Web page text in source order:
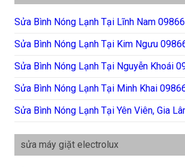
Sửa Bình Nóng Lạnh Tại Lĩnh Nam
Sửa Bình Nóng Lạnh Tại Kim Ngưu
Sửa Bình Nóng Lạnh Tại Nguyễn Khoái
Sửa Bình Nóng Lạnh Tại Minh Khai
Sửa Bình Nóng Lạnh Tại Yên Viên, Gia
sửa máy giặt electrolux